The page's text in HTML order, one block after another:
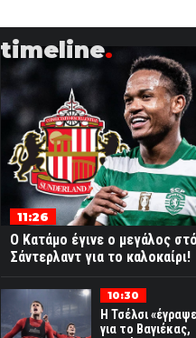
timeline
11:26
Ο Κατάμο έγινε ο μεγάλος
Σάντερλαντ για το καλοκαίρι!
10:30
Η Τσέλσι
για το Βαγιέκας,